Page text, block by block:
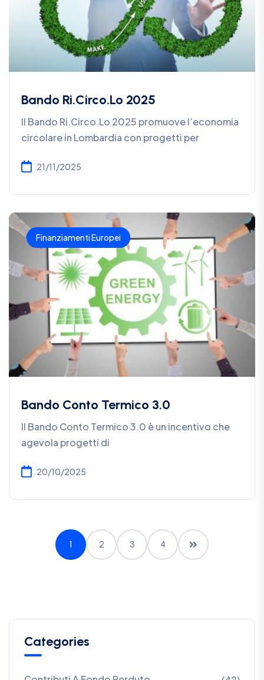
Bando Ri.Circo.Lo 2025
Il Bando Ri.Circo.Lo 2025 promuove l’economia
circolare in Lombardia con progetti per
21/11/2025
Finanziamenti Europei
Bando Conto Termico 3.0
Il Bando Conto Termico 3.0 è un incentivo che
agevola progetti di
20/10/2025
1 2 3 4
Categories